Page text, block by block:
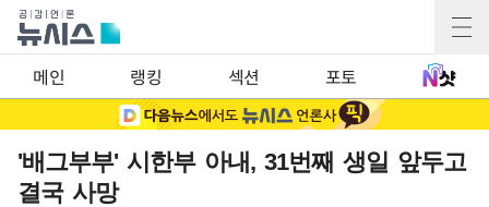
메인 랭킹 섹션 포토
'배그부부' 시한부 아내, 31번째 생일 앞두고
결국 사망